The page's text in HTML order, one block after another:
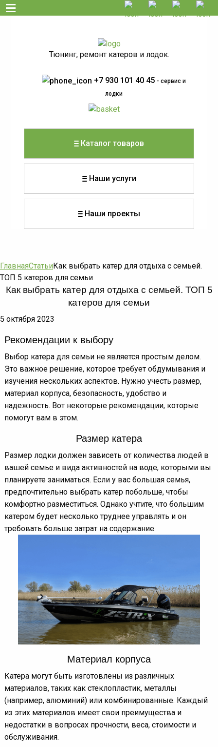
Тюнинг, ремонт катеров и лодок.
+7 930 101 40 45 - сервис и
лодки
Каталог товаров
Наши услуги
Наши проекты
ГлавнаяСтатьи Как выбрать катер для отдыха с семьей.
ТОП 5 катеров для семьи
Как выбрать катер для отдыха с семьей. ТОП 5
катеров для семьи
5 октября 2023
Рекомендации к выбору
Выбор катера для семьи не является простым делом.
Это важное решение, которое требует обдумывания и
изучения нескольких аспектов. Нужно учесть размер,
материал корпуса, безопасность, удобство и
надежность. Вот некоторые рекомендации, которые
помогут вам в этом.
Размер катера
Размер лодки должен зависеть от количества людей в
вашей семье и вида активностей на воде, которыми вы
планируете заниматься. Если у вас большая семья,
предпочтительно выбрать катер побольше, чтобы
комфортно разместиться. Однако учтите, что большим
катером будет несколько труднее управлять и он
требовать больше затрат на содержание.
Материал корпуса
Катера могут быть изготовлены из различных
материалов, таких как стеклопластик, металлы
(например, алюминий) или комбинированные. Каждый
из этих материалов имеет свои преимущества и
недостатки в вопросах прочности, веса, стоимости и
обслуживания.